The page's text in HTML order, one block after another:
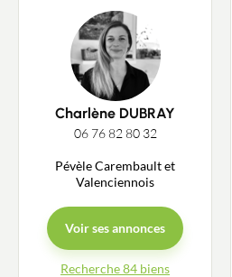
Charlène DUBRAY
06 76 82 80 32
Pévèle Carembault et
Valenciennois
Voir ses annonces
Recherche 84 biens